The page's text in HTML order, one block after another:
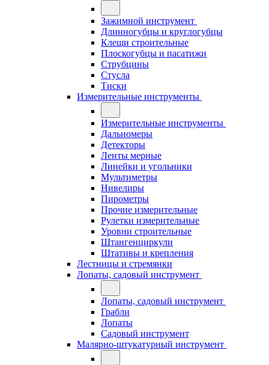
Зажимной инструмент
Длинногубцы и круглогубцы
Клещи строительные
Плоскогубцы и пасатижи
Струбцины
Стусла
Тиски
Измерительные инструменты
Измерительные инструменты
Дальномеры
Детекторы
Ленты мерные
Линейки и угольники
Мультиметры
Нивелиры
Пирометры
Прочие измерительные
Рулетки измерительные
Уровни строительные
Штангенциркули
Штативы и крепления
Лестницы и стремянки
Лопаты, садовый инструмент
Лопаты, садовый инструмент
Грабли
Лопаты
Садовый инструмент
Малярно-штукатурный инструмент